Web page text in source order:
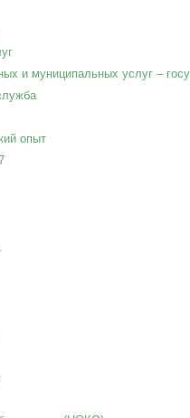
и муниципальных услуг –
опыт